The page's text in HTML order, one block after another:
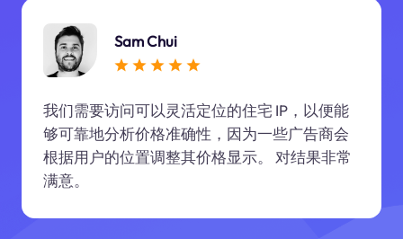
Sam Chui
我们需要访问可以灵活定位的住宅 IP，以便能
够可靠地分析价格准确性，因为一些广告商会
根据用户的位置调整其价格显示。 对结果非常
满意。